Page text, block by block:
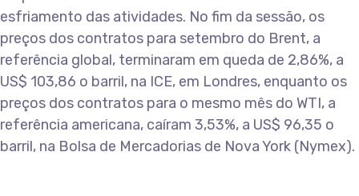
esfriamento das atividades. No fim da sessão, os
preços dos contratos para setembro do Brent, a
referência global, terminaram em queda de 2,86%, a
US$ 103,86 o barril, na ICE, em Londres, enquanto os
preços dos contratos para o mesmo mês do WTI, a
referência americana, caíram 3,53%, a US$ 96,35 o
barril, na Bolsa de Mercadorias de Nova York (Nymex).